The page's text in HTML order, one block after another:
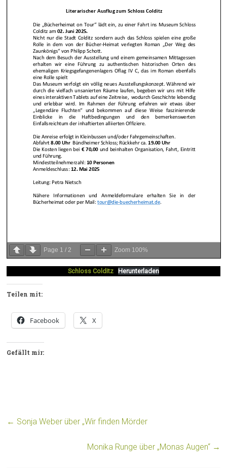
Page 1 /2 Zoom 100%
Schloss Colditz Herunterladen
Teilen mit:
Facebook X
Gefällt mir:
← Sonja Weber über „Wir finden Mörder
Monika Runge über „Monas Augen“ →